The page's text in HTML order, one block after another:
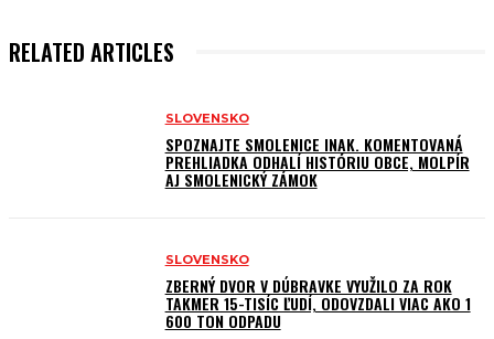
RELATED ARTICLES
SLOVENSKO
SPOZNAJTE SMOLENICE INAK. KOMENTOVANÁ
PREHLIADKA ODHALÍ HISTÓRIU OBCE, MOLPÍR
AJ SMOLENICKÝ ZÁMOK
SLOVENSKO
ZBERNÝ DVOR V DÚBRAVKE VYUŽILO ZA ROK
TAKMER 15-TISÍC ĽUDÍ, ODOVZDALI VIAC AKO 1
600 TON ODPADU